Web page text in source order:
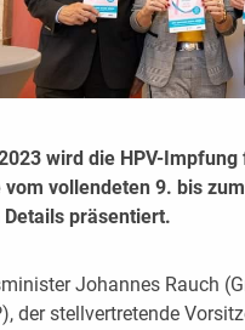
wird die HPV-
vom vollendeten 9. bis
Details präsentiert.
Johannes Rauch
der stellvertretende